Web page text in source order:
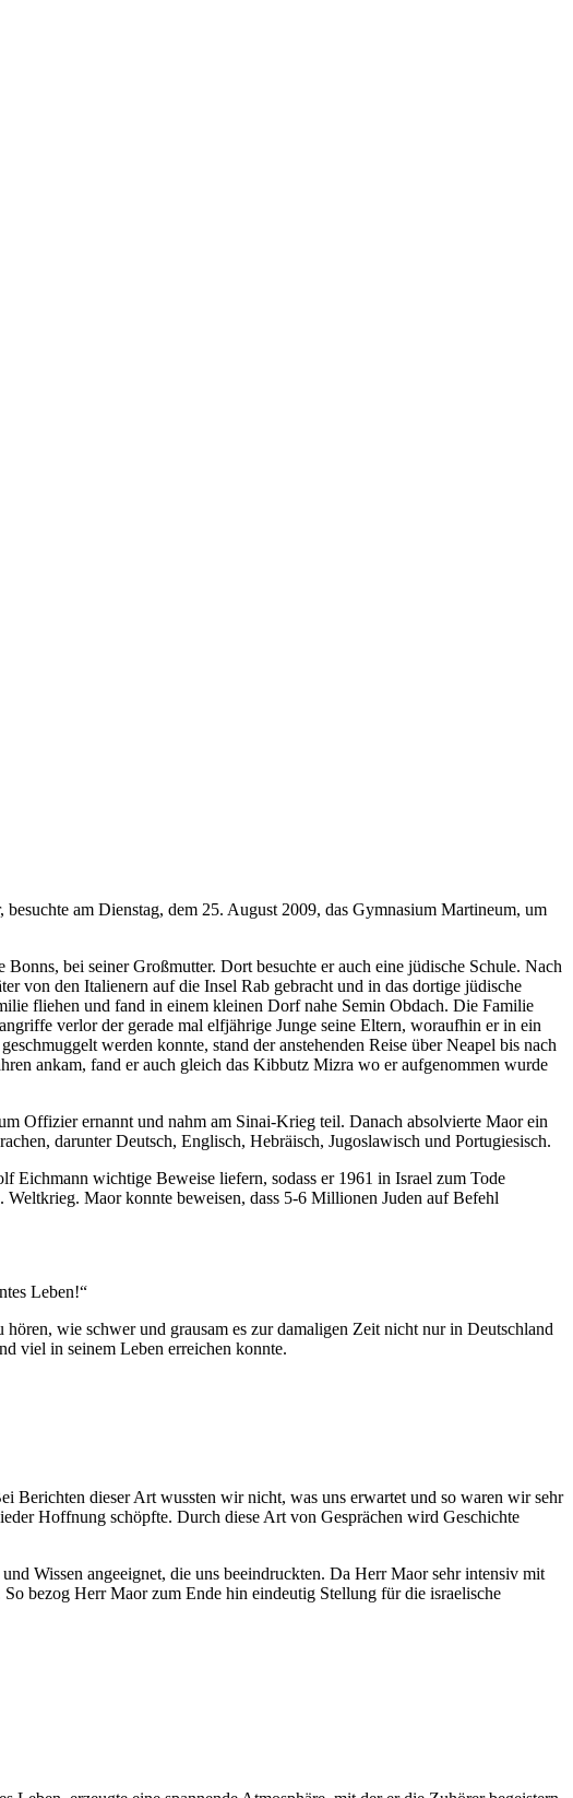
am Dienstag, dem 25. August 2009, das Gymnasium Martineum, um
bei seiner Großmutter. Dort besuchte er auch eine jüdische Schule. Nach
von den Italienern auf die Insel Rab gebracht und in das dortige jüdische
fliehen und fand in einem kleinen Dorf nahe Semin Obdach. Die Familie
verlor der gerade mal elfjährige Junge seine Eltern, woraufhin er in ein
werden konnte, stand der anstehenden Reise über Neapel bis nach
ankam, fand er auch gleich das Kibbutz Mizra wo er aufgenommen wurde
Offizier ernannt und nahm am Sinai-Krieg teil. Danach absolvierte Maor ein
darunter Deutsch, Englisch, Hebräisch, Jugoslawisch und Portugiesisch.
Eichmann wichtige Beweise liefern, sodass er 1961 in Israel zum Tode
Maor konnte beweisen, dass 5-6 Millionen Juden auf Befehl
Leben!“
wie schwer und grausam es zur damaligen Zeit nicht nur in Deutschland
viel in seinem Leben erreichen konnte.
Berichten dieser Art wussten wir nicht, was uns erwartet und so waren wir sehr
Hoffnung schöpfte. Durch diese Art von Gesprächen wird Geschichte
Wissen angeeignet, die uns beeindruckten. Da Herr Maor sehr intensiv mit
bezog Herr Maor zum Ende hin eindeutig Stellung für die israelische